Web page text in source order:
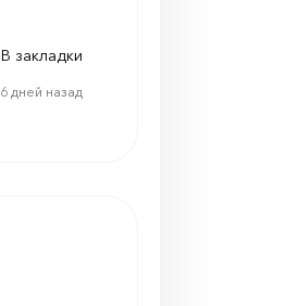
В закладки
6 дней назад